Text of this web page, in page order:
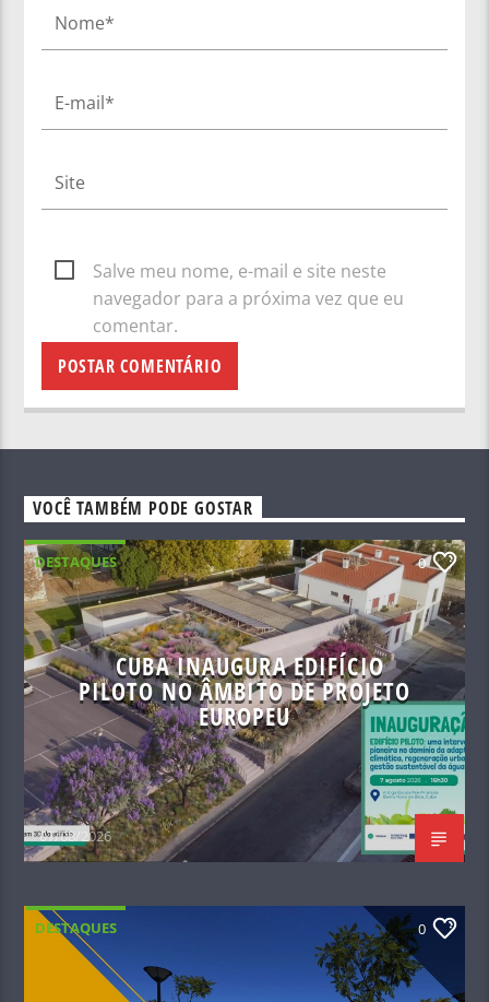
Salve meu nome, e-mail e site neste
navegador para a próxima vez que eu
comentar.
VOCÊ TAMBÉM PODE GOSTAR
DESTAQUES 0
CUBA INAUGURA EDIFÍCIO
PILOTO NO ÂMBITO DE PROJETO
EUROPEU
07/08/2026
DESTAQUES 0